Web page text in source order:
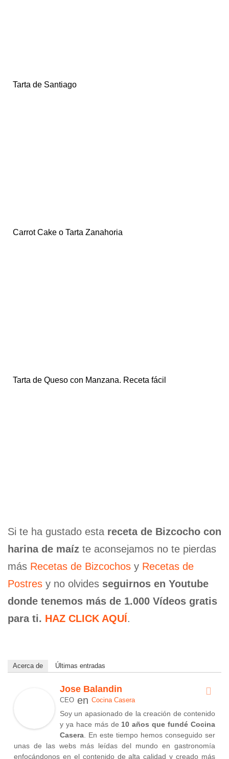
Tarta de Santiago
Carrot Cake o Tarta Zanahoria
Tarta de Queso con Manzana. Receta fácil
Si te ha gustado esta receta de Bizcocho con
harina de maíz te aconsejamos no te pierdas
más Recetas de Bizcochos y Recetas de
Postres y no olvides seguirnos en Youtube
donde tenemos más de 1.000 Vídeos gratis
para ti. HAZ CLICK AQUÍ.
Acerca de Últimas entradas
Jose Balandin
CEO en Cocina Casera
Soy un apasionado de la creación de contenido
y ya hace más de 10 años que fundé Cocina
Casera . En este tiempo hemos conseguido ser
unas de las webs más leídas del mundo en gastronomía
enfocándonos en el contenido de alta calidad y creado más